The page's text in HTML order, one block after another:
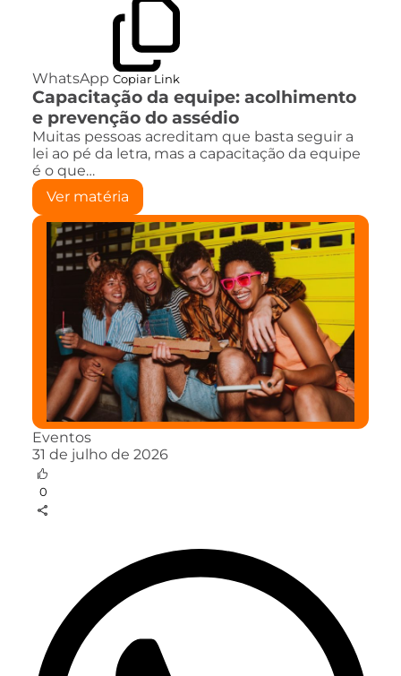
WhatsApp Copiar Link
Capacitação da equipe: acolhimento
e prevenção do assédio
Muitas pessoas acreditam que basta seguir a
lei ao pé da letra, mas a capacitação da equipe
é o que…
Ver matéria
Eventos
31 de julho de 2026
0